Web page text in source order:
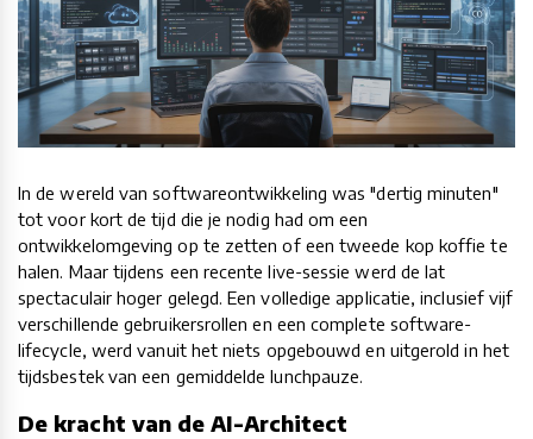
In de wereld van softwareontwikkeling was "dertig minuten"
tot voor kort de tijd die je nodig had om een
ontwikkelomgeving op te zetten of een tweede kop koffie te
halen. Maar tijdens een recente live-sessie werd de lat
spectaculair hoger gelegd. Een volledige applicatie, inclusief vijf
verschillende gebruikersrollen en een complete software-
lifecycle, werd vanuit het niets opgebouwd en uitgerold in het
tijdsbestek van een gemiddelde lunchpauze.
De kracht van de AI-Architect